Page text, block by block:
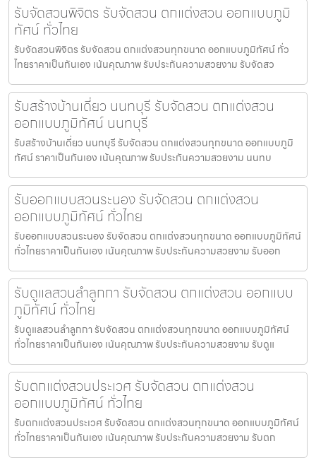
รับจัดสวนพิจิตร รับจัดสวน ตกแต่งสวน ออกแบบภูมิ
ทัศน์ ทั่วไทย
รับจัดสวนพิจิตร รับจัดสวน ตกแต่งสวนทุกขนาด ออกแบบภูมิทัศน์ ทั่ว
ไทยราคาเป็นกันเอง เน้นคุณภาพ รับประกันความสวยงาม รับจัดสว
รับสร้างบ้านเดี่ยว นนทบุรี รับจัดสวน ตกแต่งสวน
ออกแบบภูมิทัศน์ นนทบุรี
รับสร้างบ้านเดี่ยว นนทบุรี รับจัดสวน ตกแต่งสวนทุกขนาด ออกแบบภูมิ
ทัศน์ ราคาเป็นกันเอง เน้นคุณภาพ รับประกันความสวยงาม นนทบ
รับออกแบบสวนระนอง รับจัดสวน ตกแต่งสวน
ออกแบบภูมิทัศน์ ทั่วไทย
รับออกแบบสวนระนอง รับจัดสวน ตกแต่งสวนทุกขนาด ออกแบบภูมิทัศน์
ทั่วไทยราคาเป็นกันเอง เน้นคุณภาพ รับประกันความสวยงาม รับออก
รับดูแลสวนลำลูกกา รับจัดสวน ตกแต่งสวน ออกแบบ
ภูมิทัศน์ ทั่วไทย
รับดูแลสวนลำลูกกา รับจัดสวน ตกแต่งสวนทุกขนาด ออกแบบภูมิทัศน์
ทั่วไทยราคาเป็นกันเอง เน้นคุณภาพ รับประกันความสวยงาม รับดูแ
รับตกแต่งสวนประเวศ รับจัดสวน ตกแต่งสวน
ออกแบบภูมิทัศน์ ทั่วไทย
รับตกแต่งสวนประเวศ รับจัดสวน ตกแต่งสวนทุกขนาด ออกแบบภูมิทัศน์
ทั่วไทยราคาเป็นกันเอง เน้นคุณภาพ รับประกันความสวยงาม รับตก